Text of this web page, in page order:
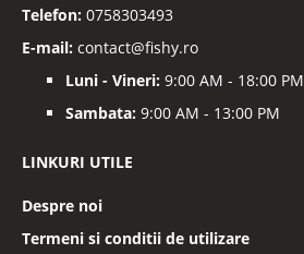
Telefon: 0758303493
E-mail: contact@fishy.ro
Luni - Vineri: 9:00 AM - 18:00 PM
Sambata: 9:00 AM - 13:00 PM
LINKURI UTILE
Despre noi
Termeni si conditii de utilizare